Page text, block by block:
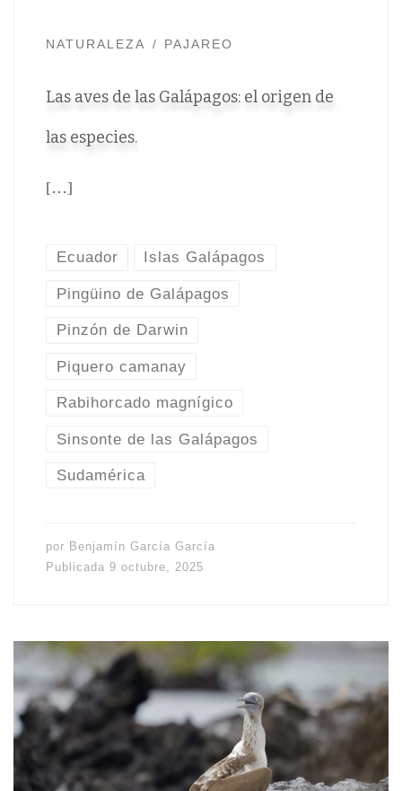
NATURALEZA PAJAREO
Las aves de las Galápagos: el origen de
las especies.
[…]
Ecuador Islas Galápagos
Pingüino de Galápagos
Pinzón de Darwin
Piquero camanay
Rabihorcado magnígico
Sinsonte de las Galápagos
Sudamérica
por Benjamín García García
Publicada 9 octubre, 2025